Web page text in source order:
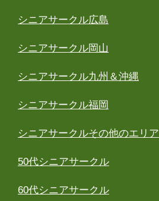
シニアサークル広島
シニアサークル岡山
シニアサークル九州＆沖縄
シニアサークル福岡
シニアサークルその他のエリア
50代シニアサークル
60代シニアサークル